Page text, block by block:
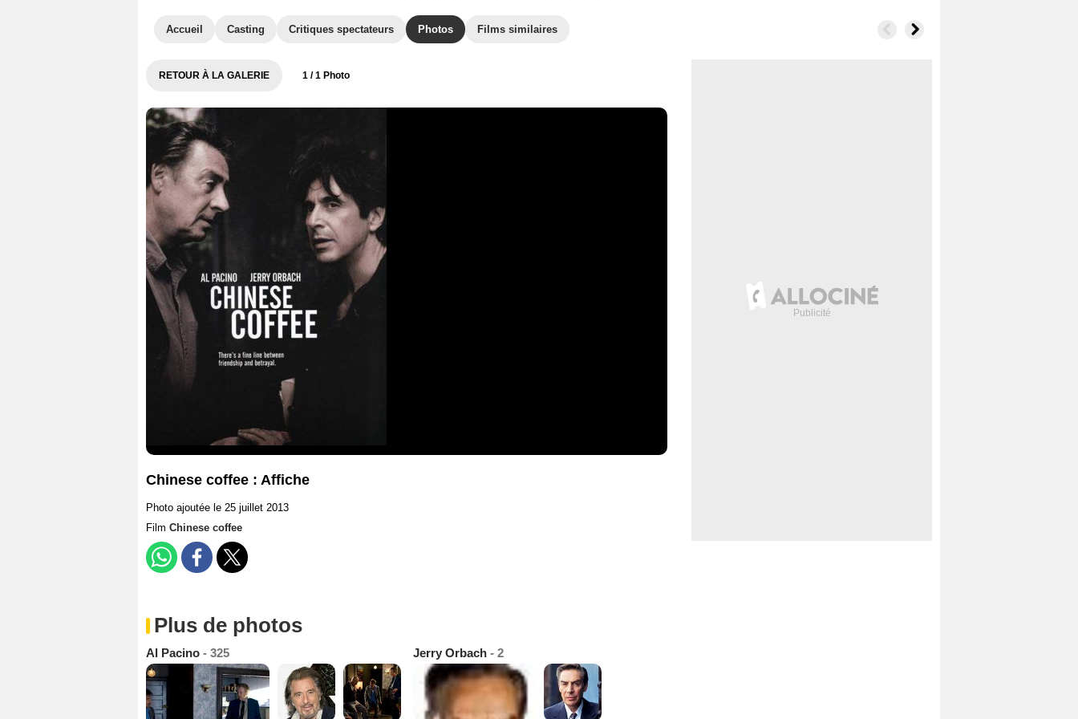
Accueil Casting Critiques spectateurs Photos Films similaires
RETOUR À LA GALERIE 1 / 1 Photo
Chinese coffee : Affiche
Photo ajoutée le 25 juillet 2013
Film Chinese coffee
Plus de photos
Al Pacino - 325 Jerry Orbach - 2